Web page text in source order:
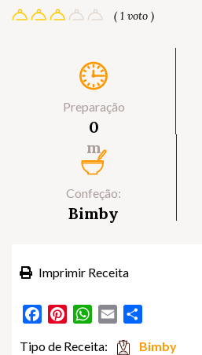
( 1 voto )
Preparação
0
m
Confeção:
Bimby
Imprimir Receita
FacebookPinterestWhatsApp
Email
Tipo de Receita: Bimby